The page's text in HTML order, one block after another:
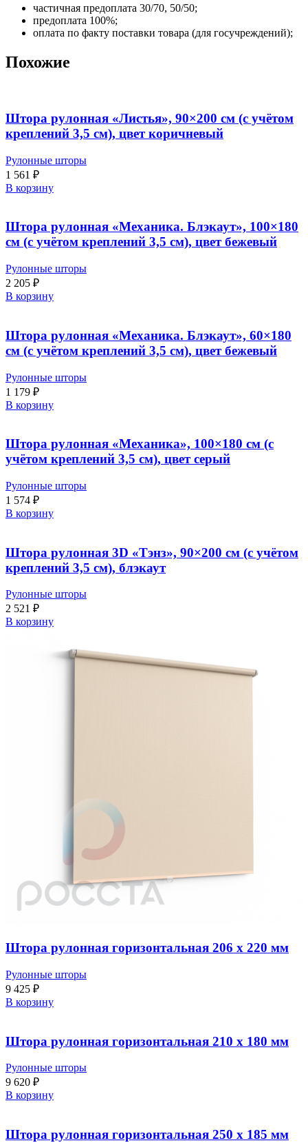
частичная предоплата 30/70, 50/50;
предоплата 100%;
оплата по факту поставки товара (для госучреждений);
Похожие
Штора рулонная «Листья», 90×200 см (с учётом
креплений 3,5 см), цвет коричневый
Рулонные шторы
1 561 ₽
В корзину
Штора рулонная «Механика. Блэкаут», 100×180
см (с учётом креплений 3,5 см), цвет бежевый
Рулонные шторы
2 205 ₽
В корзину
Штора рулонная «Механика. Блэкаут», 60×180
см (с учётом креплений 3,5 см), цвет бежевый
Рулонные шторы
1 179 ₽
В корзину
Штора рулонная «Механика», 100×180 см (с
учётом креплений 3,5 см), цвет серый
Рулонные шторы
1 574 ₽
В корзину
Штора рулонная 3D «Тэнз», 90×200 см (с учётом
креплений 3,5 см), блэкаут
Рулонные шторы
2 521 ₽
В корзину
Штора рулонная горизонтальная 206 x 220 мм
Рулонные шторы
9 425 ₽
В корзину
Штора рулонная горизонтальная 210 x 180 мм
Рулонные шторы
9 620 ₽
В корзину
Штора рулонная горизонтальная 250 x 185 мм